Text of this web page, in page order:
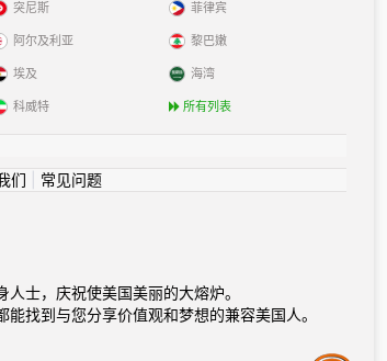
突尼斯
阿尔及利亚
埃及
科威特
菲律宾
黎巴嫩
海湾
所有列表
们 常见问题
士，庆祝使美国美丽的大熔炉。
找到与您分享价值观和梦想的兼容美国人。